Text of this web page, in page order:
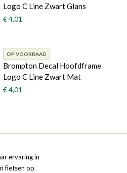
Logo C Line Zwart Glans
€ 4,01
OP VOORRAAD
Brompton Decal Hoofdframe
Logo C Line Zwart Mat
€ 4,01
ervaring in
fietsen op